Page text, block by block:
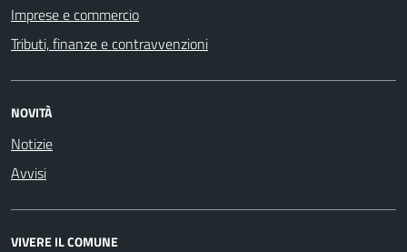
Imprese e commercio
Tributi, finanze e contravvenzioni
NOVITÀ
Notizie
Avvisi
VIVERE IL COMUNE